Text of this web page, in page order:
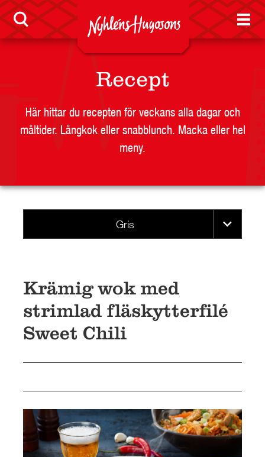
Jobb
Nyheter
BUTIKSSIDA
SKOLA
JOBB
KONTAKT
Recept
Här hittar du recepten för veckans alla dagar och
måltider. Långkok eller snabblunch. Macka eller hel
meny.
Gris
Krämig wok med
strimlad fläskytterfilé
Sweet Chili